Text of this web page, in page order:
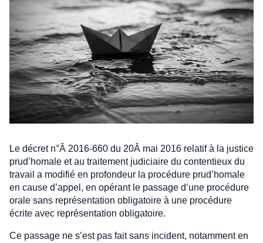
Le décret n°Â 2016-660 du 20Â mai 2016 relatif à la justice
prud’homale et au traitement judiciaire du contentieux du
travail a modifié en profondeur la procédure prud’homale
en cause d’appel, en opérant le passage d’une procédure
orale sans représentation obligatoire à une procédure
écrite avec représentation obligatoire.
Ce passage ne s’est pas fait sans incident, notamment en